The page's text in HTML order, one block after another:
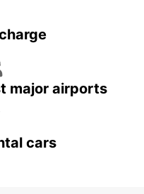
major airports
cars